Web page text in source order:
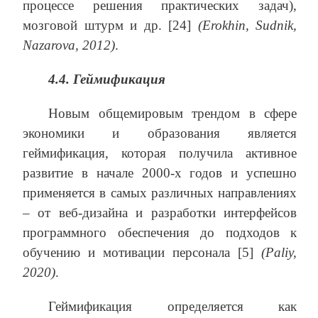
процессе решения практических задач),
мозговой штурм и др. [24] (Erokhin, Sudnik,
Nazarova, 2012).
4.4. Геймификация
Новым общемировым трендом в сфере
экономики и образования является
геймификация, которая получила активное
развитие в начале 2000-х годов и успешно
применяется в самых различных направлениях
– от веб-дизайна и разработки интерфейсов
программного обеспечения до подходов к
обучению и мотивации персонала [5] (Paliy,
2020).
Геймификация определяется как